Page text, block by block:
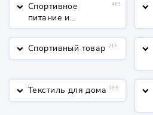
keyboard_arrow_down Спортивное
питание и
косметика
463 keyboard_arrow_down
keyboard_arrow_down Спортивный товар 215 keyboard_arrow_down
keyboard_arrow_down Текстиль для дома 395 keyboard_arrow_down